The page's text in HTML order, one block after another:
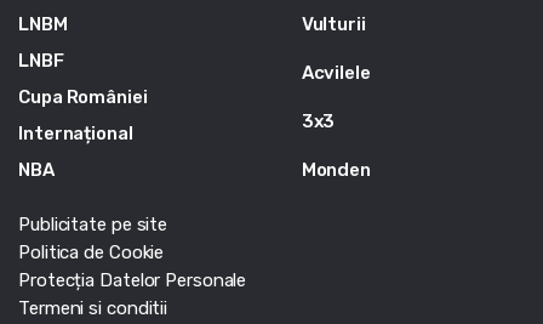
LNBM
LNBF
Cupa României
Internațional
NBA
Vulturii
Acvilele
3x3
Monden
Publicitate pe site
Politica de Cookie
Protecția Datelor Personale
Termeni si conditii